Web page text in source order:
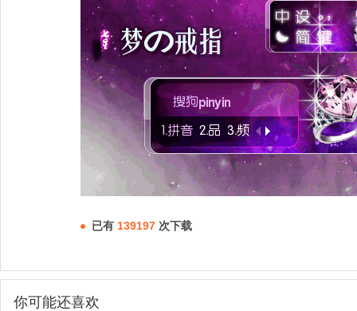
已有 139197 次下载
你可能还喜欢